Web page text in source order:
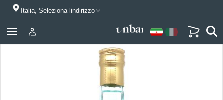
Italia, Seleziona lindirizzo